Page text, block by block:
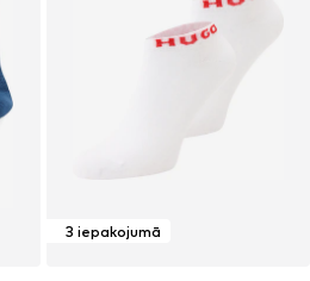
3 iepakojumā